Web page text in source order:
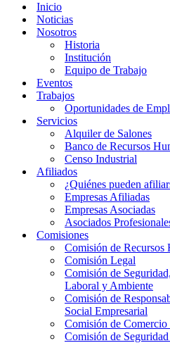
Inicio
Noticias
Nosotros
Historia
Institución
Equipo de Trabajo
Eventos
Trabajos
Oportunidades de
Servicios
Alquiler de Salones
Banco de Recursos
Censo Industrial
Afiliados
¿Quiénes pueden
Empresas Afiliadas
Empresas Asociadas
Asociados
Comisiones
Comisión de Recursos
Comisión Legal
Comisión de
Laboral y Ambiente
Comisión de
Social Empresarial
Comisión de
Comisión de